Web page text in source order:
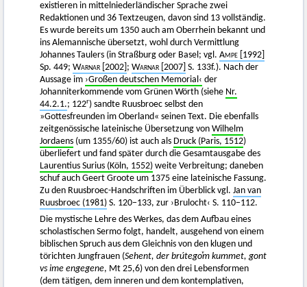
existieren in mittelniederländischer Sprache zwei
Redaktionen und 36 Textzeugen, davon sind 13 vollständig.
Es wurde bereits um 1350 auch am Oberrhein bekannt und
ins Alemannische übersetzt, wohl durch Vermittlung
Johannes Taulers (in Straßburg oder Basel; vgl. Ampe [1992]
Sp. 449; Warnar [2002] ; Warnar [2007] S. 133f.). Nach der
Aussage im ›Großen deutschen Memorial‹ der
Johanniterkommende vom Grünen Wörth (siehe Nr.
44.2.1.; 122r) sandte Ruusbroec selbst den
»Gottesfreunden im Oberland« seinen Text. Die ebenfalls
zeitgenössische lateinische Übersetzung von Wilhelm
Jordaens (um 1355/60) ist auch als Druck (Paris, 1512)
überliefert und fand später durch die Gesamtausgabe des
Laurentius Surius (Köln, 1552) weite Verbreitung; daneben
schuf auch Geert Groote um 1375 eine lateinische Fassung.
Zu den Ruusbroec-Handschriften im Überblick vgl. Jan van
Ruusbroec (1981) S. 120−133, zur ›Brulocht‹ S. 110−112.
Die mystische Lehre des Werkes, das dem Aufbau eines
scholastischen Sermo folgt, handelt, ausgehend von einem
biblischen Spruch aus dem Gleichnis von den klugen und
törichten Jungfrauen (Sehent, der brútegoͮm kummet, gont
vs ime engegene, Mt 25,6) von den drei Lebensformen
(dem tätigen, dem inneren und dem kontemplativen,